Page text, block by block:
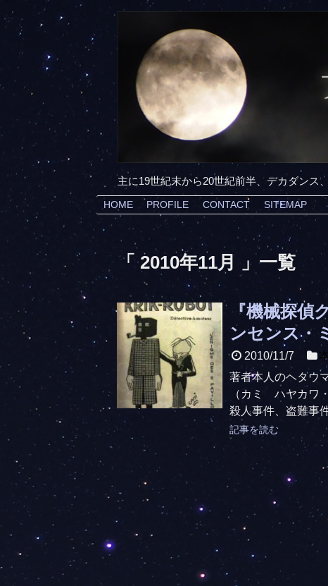
主に19世紀末から20世紀前半、デカダンス
HOME PROFILE CONTACT SITEMAP
「 2010年11月 」一覧
『機械探偵
ンセンス・
2010/11/7
著者本人のヘタウ
（カミ ハヤカワ
殺人事件、盗難事
記事を読む